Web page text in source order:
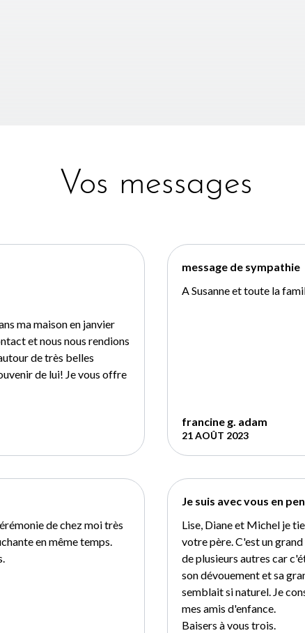
Vos messages
ma maison en janvier
et nous nous rendions
de très belles
de lui! Je vous offre
message de sympathie
A Susanne et toute la
francine g. adam
21 AOÛT 2023
de chez moi très
en même temps.
Je suis avec vous en
Lise, Diane et Michel je
votre père. C'est un
de plusieurs autres car
son dévouement et sa
semblait si naturel. Je
mes amis d'enfance.
Baisers à vous trois.